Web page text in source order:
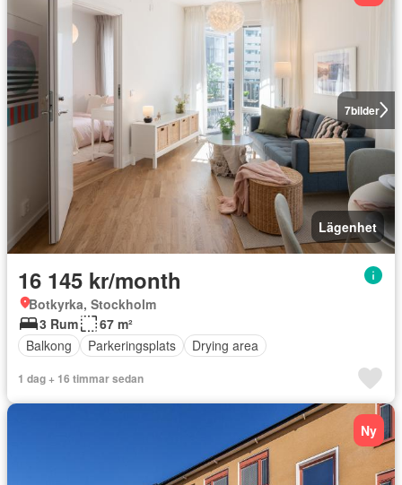
7bilder
Lägenhet
16 145 kr/month
Botkyrka, Stockholm
3 Rum
67 m²
Balkong
Parkeringsplats Drying area
1 dag + 16 timmar sedan
Ny